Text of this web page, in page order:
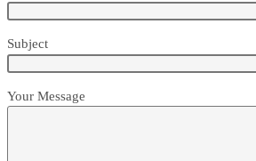
Subject
Your Message